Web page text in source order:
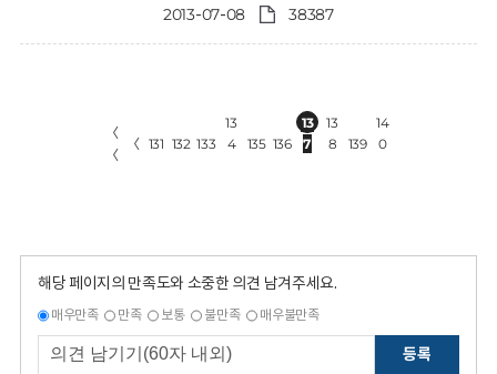
2013-07-08 38387
〈
〈
〈 131 132 133
13
4
135 136
13
7
13
8
139
14
0
해당 페이지의 만족도와 소중한 의견 남겨주세요.
매우만족 만족 보통 불만족 매우불만족
등록